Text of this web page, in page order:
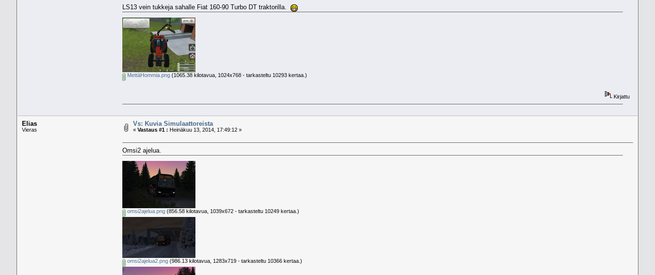
LS13 vein tukkeja sahalle Fiat 160-90 Turbo DT traktorilla.
MettäHommia.png (1065.38 kilotavua, 1024x768 - tarkasteltu 10293 kertaa.)
Kirjattu
Elias
Vieras
Vs: Kuvia Simulaattoreista
« Vastaus #1 : Heinäkuu 13, 2014, 17:49:12 »
Omsi2 ajelua.
omsi2ajelua.png (856.58 kilotavua, 1039x672 - tarkasteltu 10249 kertaa.)
omsi2ajelua2.png (986.13 kilotavua, 1283x719 - tarkasteltu 10366 kertaa.)